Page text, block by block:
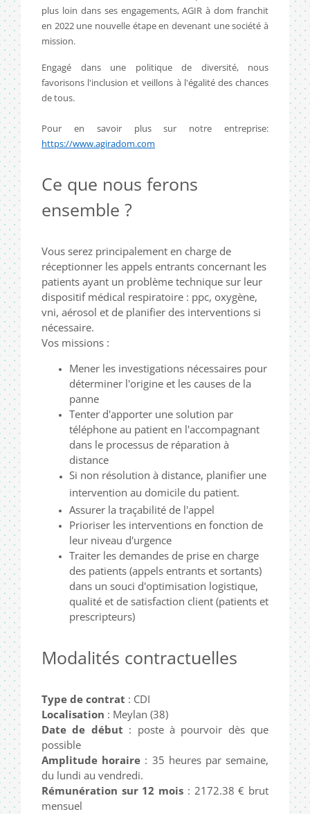
plus loin dans ses engagements, AGIR à dom franchit
en 2022 une nouvelle étape en devenant une société à
mission.
Engagé dans une politique de diversité, nous
favorisons l'inclusion et veillons à l'égalité des chances
de tous.
Pour en savoir plus sur notre entreprise:
https://www.agiradom.com
Ce que nous ferons
ensemble ?
Vous serez principalement en charge de
réceptionner les appels entrants concernant les
patients ayant un problème technique sur leur
dispositif médical respiratoire : ppc, oxygène,
vni, aérosol et de planifier des interventions si
nécessaire.
Vos missions :
Mener les investigations nécessaires pour
déterminer l'origine et les causes de la
panne
Tenter d'apporter une solution par
téléphone au patient en l'accompagnant
dans le processus de réparation à
distance
Si non résolution à distance, planifier une
intervention au domicile du patient.
Assurer la traçabilité de l'appel
Prioriser les interventions en fonction de
leur niveau d'urgence
Traiter les demandes de prise en charge
des patients (appels entrants et sortants)
dans un souci d'optimisation logistique,
qualité et de satisfaction client (patients et
prescripteurs)
Modalités contractuelles
Type de contrat : CDI
Localisation : Meylan (38)
Date de début : poste à pourvoir dès que
possible
Amplitude horaire : 35 heures par semaine,
du lundi au vendredi.
Rémunération sur 12 mois : 2172.38 € brut
mensuel